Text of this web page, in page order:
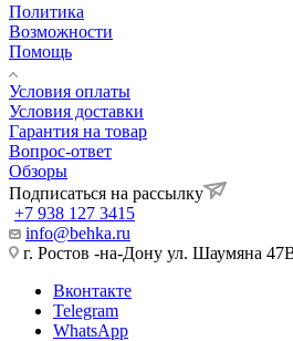
Политика
Возможности
Помощь
Условия оплаты
Условия доставки
Гарантия на товар
Вопрос-ответ
Обзоры
Подписаться на рассылку
+7 938 127 3415
info@behka.ru
г. Ростов -на-Дону ул. Шаумяна
Вконтакте
Telegram
WhatsApp